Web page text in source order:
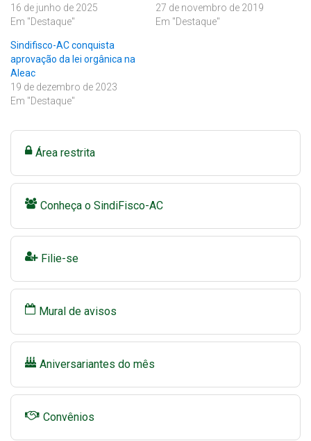
16 de junho de 2025
Em "Destaque"
27 de novembro de 2019
Em "Destaque"
Sindifisco-AC conquista
aprovação da lei orgânica na
Aleac
19 de dezembro de 2023
Em "Destaque"
Área restrita
Conheça o SindiFisco-AC
Filie-se
Mural de avisos
Aniversariantes do mês
Convênios